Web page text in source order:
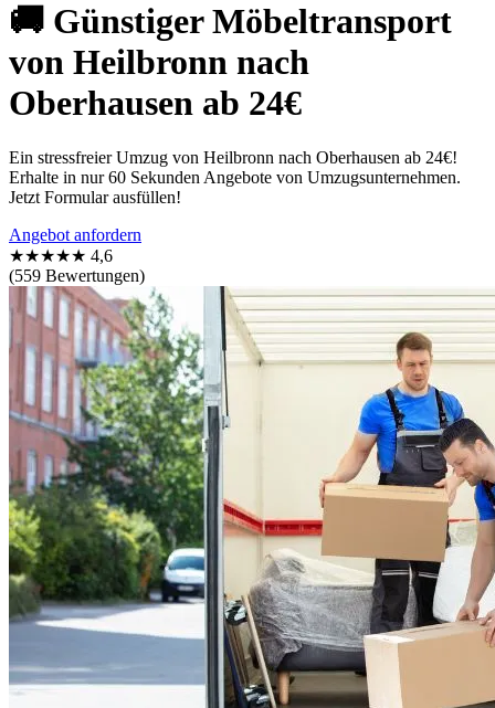
🚚 Günstiger Möbeltransport
von Heilbronn nach
Oberhausen ab 24€
Ein stressfreier Umzug von Heilbronn nach Oberhausen ab 24€!
Erhalte in nur 60 Sekunden Angebote von Umzugsunternehmen.
Jetzt Formular ausfüllen!
Angebot anfordern
★★★★★ 4,6
(559 Bewertungen)